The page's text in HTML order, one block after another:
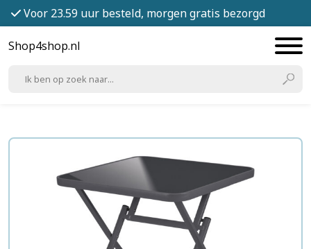
Voor 23.59 uur besteld, morgen gratis bezorgd
Shop4shop.nl